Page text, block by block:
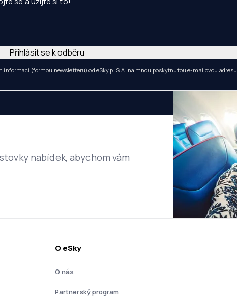
(formou newsletteru) od eSky.pl S.A. na mnou poskytnutou e-mailovou adresu.
Přihlásit se k odběru
nabídek, abychom vám
O eSky
O nás
Partnerský program